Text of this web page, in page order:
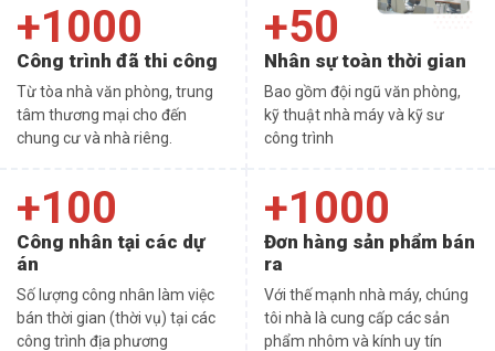
+1000
Công trình đã thi công
Từ tòa nhà văn phòng, trung
tâm thương mại cho đến
chung cư và nhà riêng.
+50
Nhân sự toàn thời gian
Bao gồm đội ngũ văn phòng,
kỹ thuật nhà máy và kỹ sư
công trình
+100
Công nhân tại các dự
án
Số lượng công nhân làm việc
bán thời gian (thời vụ) tại các
công trình địa phương
+1000
Đơn hàng sản phẩm bán
ra
Với thế mạnh nhà máy, chúng
tôi nhà là cung cấp các sản
phẩm nhôm và kính uy tín